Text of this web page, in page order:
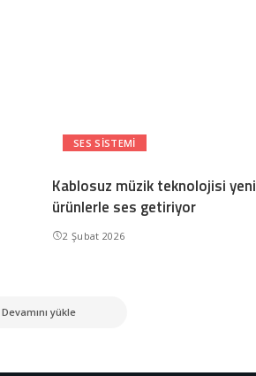
SES SISTEMI
Kablosuz müzik teknolojisi yeni
ürünlerle ses getiriyor
2 Şubat 2026
Devamını yükle